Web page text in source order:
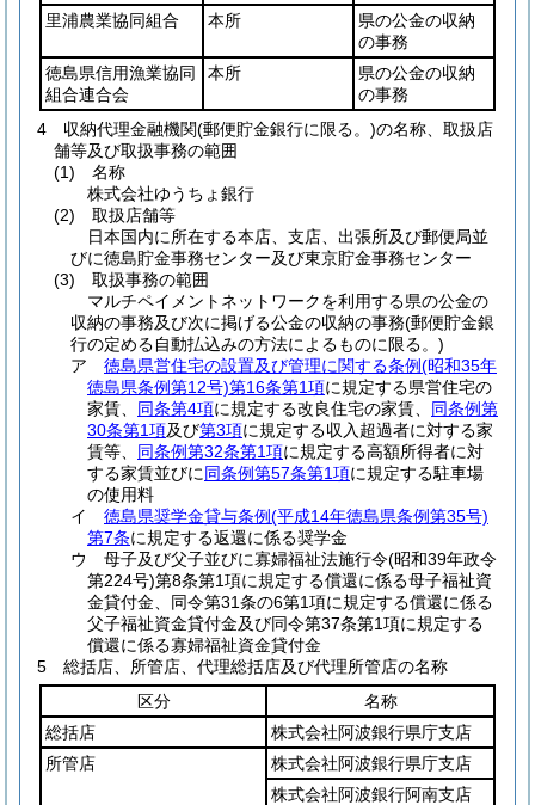
里浦農業協同組合
本所
県の公金の収納
の事務
徳島県信用漁業協同
組合連合会
本所
県の公金の収納
の事務
4 収納代理金融機関(郵便貯金銀行に限る。)の名称、取扱店
舗等及び取扱事務の範囲
(1) 名称
株式会社ゆうちょ銀行
(2) 取扱店舗等
日本国内に所在する本店、支店、出張所及び郵便局並
びに徳島貯金事務センター及び東京貯金事務センター
(3) 取扱事務の範囲
マルチペイメントネットワークを利用する県の公金の
収納の事務及び次に掲げる公金の収納の事務(郵便貯金銀
行の定める自動払込みの方法によるものに限る。)
ア 徳島県営住宅の設置及び管理に関する条例(昭和35年
徳島県条例第12号)第16条第1項に規定する県営住宅の
家賃、 同条第4項に規定する改良住宅の家賃、 同条例第
30条第1項及び第3項に規定する収入超過者に対する家
賃等、 同条例第32条第1項に規定する高額所得者に対
する家賃並びに同条例第57条第1項に規定する駐車場
の使用料
イ 徳島県奨学金貸与条例(平成14年徳島県条例第35号)
第7条に規定する返還に係る奨学金
ウ 母子及び父子並びに寡婦福祉法施行令(昭和39年政令
第224号)第8条第1項に規定する償還に係る母子福祉資
金貸付金、同令第31条の6第1項に規定する償還に係る
父子福祉資金貸付金及び同令第37条第1項に規定する
償還に係る寡婦福祉資金貸付金
5 総括店、所管店、代理総括店及び代理所管店の名称
区分
名称
総括店
株式会社阿波銀行県庁支店
所管店
株式会社阿波銀行県庁支店
株式会社阿波銀行阿南支店